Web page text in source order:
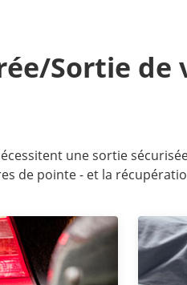
Sortie de
une sortie
de pointe - et la